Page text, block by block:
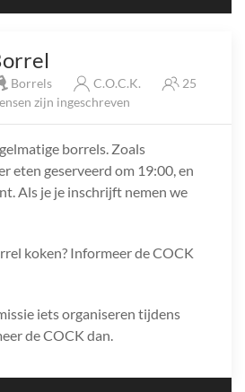
Borrels C.O.C.K.
25
zijn ingeschreven
borrels. Zoals
eten geserveerd om 19:00, en
Als je je inschrijft nemen we
koken? Informeer de COCK
iets organiseren tijdens
de COCK dan.